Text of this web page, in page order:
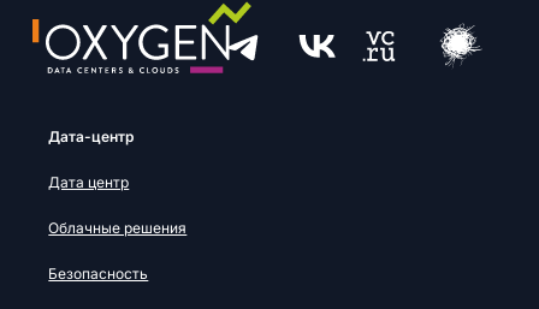
Дата-центр
Дата центр
Облачные решения
Безопасность